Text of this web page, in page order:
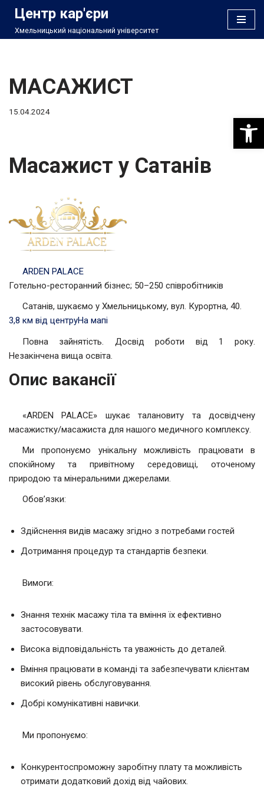
Перейти
Центр кар'єри
Хмельницький національний університет
МАСАЖИСТ
15.04.2024
Масажист у Сатанів
ARDEN PALACE
Готельно-ресторанний бізнес; 50–250 співробітників
Сатанів, шукаємо у Хмельницькому, вул. Курортна, 40.
3,8 км від центруНа мапі
Повна зайнятість. Досвід роботи від 1 року.
Незакінчена вища освіта.
Опис вакансії
«ARDEN PALACE» шукає талановиту та досвідчену
масажистку/масажиста для нашого медичного комплексу.
Ми пропонуємо унікальну можливість працювати в
спокійному та привітному середовищі, оточеному
природою та мінеральними джерелами.
Обов’язки:
Здійснення видів масажу згідно з потребами гостей
Дотримання процедур та стандартів безпеки.
Вимоги:
Знання технік масажу тіла та вміння їх ефективно
застосовувати.
Висока відповідальність та уважність до деталей.
Вміння працювати в команді та забезпечувати клієнтам
високий рівень обслуговування.
Добрі комунікативні навички.
Ми пропонуємо:
Конкурентоспроможну заробітну плату та можливість
отримати додатковий дохід від чайових.